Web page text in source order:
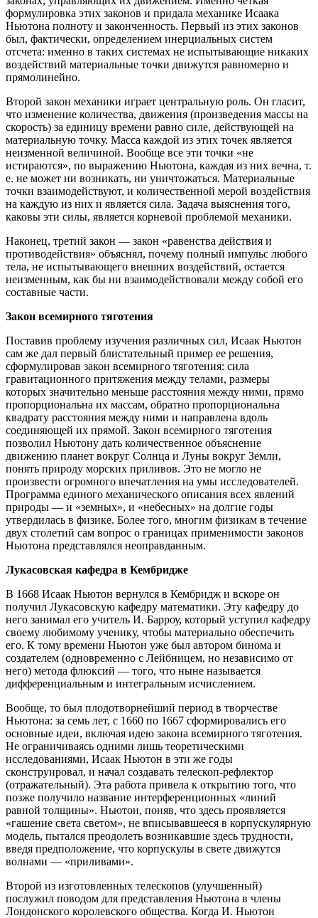
формулировка этих законов и придала механике Исаака
Ньютона полноту и законченность. Первый из этих законов
был, фактически, определением инерциальных систем
отсчета: именно в таких системах не испытывающие никаких
воздействий материальные точки движутся равномерно и
прямолинейно.
Второй закон механики играет центральную роль. Он гласит,
что изменение количества, движения (произведения массы на
скорость) за единицу времени равно силе, действующей на
материальную точку. Масса каждой из этих точек является
неизменной величиной. Вообще все эти точки «не
истираются», по выражению Ньютона, каждая из них вечна, т.
е. не может ни возникать, ни уничтожаться. Материальные
точки взаимодействуют, и количественной мерой воздействия
на каждую из них и является сила. Задача выяснения того,
каковы эти силы, является корневой проблемой механики.
Наконец, третий закон — закон «равенства действия и
противодействия» объяснял, почему полный импульс любого
тела, не испытывающего внешних воздействий, остается
неизменным, как бы ни взаимодействовали между собой его
составные части.
Закон всемирного тяготения
Поставив проблему изучения различных сил, Исаак Ньютон
сам же дал первый блистательный пример ее решения,
сформулировав закон всемирного тяготения: сила
гравитационного притяжения между телами, размеры
которых значительно меньше расстояния между ними, прямо
пропорциональна их массам, обратно пропорциональна
квадрату расстояния между ними и направлена вдоль
соединяющей их прямой. Закон всемирного тяготения
позволил Ньютону дать количественное объяснение
движению планет вокруг Солнца и Луны вокруг Земли,
понять природу морских приливов. Это не могло не
произвести огромного впечатления на умы исследователей.
Программа единого механического описания всех явлений
природы — и «земных», и «небесных» на долгие годы
утвердилась в физике. Более того, многим физикам в течение
двух столетий сам вопрос о границах применимости законов
Ньютона представлялся неоправданным.
Лукасовская кафедра в Кембридже
В 1668 Исаак Ньютон вернулся в Кембридж и вскоре он
получил Лукасовскую кафедру математики. Эту кафедру до
него занимал его учитель И. Барроу, который уступил кафедру
своему любимому ученику, чтобы материально обеспечить
его. К тому времени Ньютон уже был автором бинома и
создателем (одновременно с Лейбницем, но независимо от
него) метода флюксий — того, что ныне называется
дифференциальным и интегральным исчислением.
Вообще, то был плодотворнейший период в творчестве
Ньютона: за семь лет, с 1660 по 1667 сформировались его
основные идеи, включая идею закона всемирного тяготения.
Не ограничиваясь одними лишь теоретическими
исследованиями, Исаак Ньютон в эти же годы
сконструировал, и начал создавать телескоп-рефлектор
(отражательный). Эта работа привела к открытию того, что
позже получило название интерференционных «линий
равной толщины». Ньютон, поняв, что здесь проявляется
«гашение света светом», не вписывавшееся в корпускулярную
модель, пытался преодолеть возникавшие здесь трудности,
введя предположение, что корпускулы в свете движутся
волнами — «приливами».
Второй из изготовленных телескопов (улучшенный)
послужил поводом для представления Ньютона в члены
Лондонского королевского общества. Когда И. Ньютон